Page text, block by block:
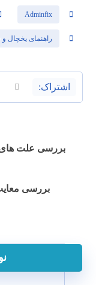
Adminfix
راهنمای یخچال و
بررسی علت
بررسی